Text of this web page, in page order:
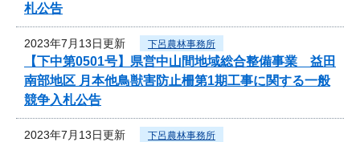
札公告
2023年7月13日更新 下呂農林事務所
【下中第0501号】県営中山間地域総合整備事業 益田
南部地区 月本他鳥獣害防止柵第1期工事に関する一般
競争入札公告
2023年7月13日更新 下呂農林事務所